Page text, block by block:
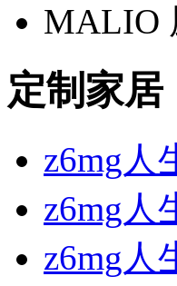
MALIO
定制家居
z6mg人
z6mg人
z6mg人